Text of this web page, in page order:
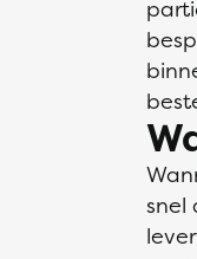
snel